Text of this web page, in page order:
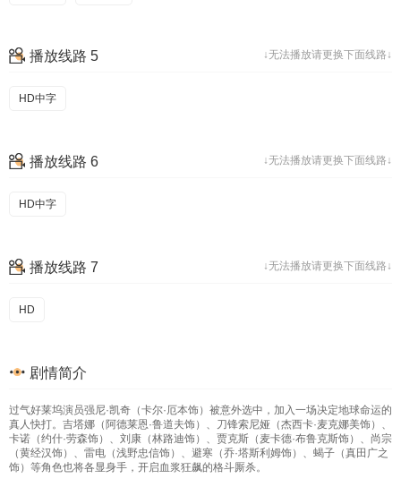
↓无法播放请更换下面线路↓
播放线路 5
HD中字
↓无法播放请更换下面线路↓
播放线路 6
HD中字
↓无法播放请更换下面线路↓
播放线路 7
HD
剧情简介
过气好莱坞演员强尼·凯奇（卡尔·厄本饰）被意外选中，加入一场决定地球命运的
真人快打。吉塔娜（阿德莱恩·鲁道夫饰）、刀锋索尼娅（杰西卡·麦克娜美饰）、
卡诺（约什·劳森饰）、刘康（林路迪饰）、贾克斯（麦卡德·布鲁克斯饰）、尚宗
（黄经汉饰）、雷电（浅野忠信饰）、避寒（乔·塔斯利姆饰）、蝎子（真田广之
饰）等角色也将各显身手，开启血浆狂飙的格斗厮杀。